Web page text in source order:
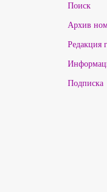
Поиск
Архив
Редакция
Подписка